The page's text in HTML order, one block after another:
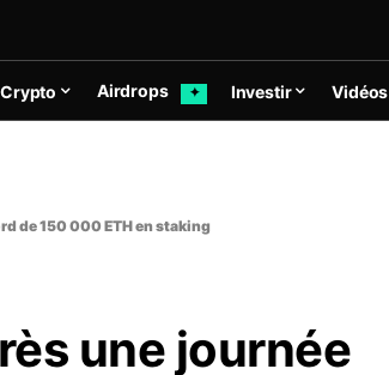
Crypto Airdrops ✦ Investir Vidéos
de 150 000 ETH en staking
une journée